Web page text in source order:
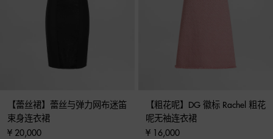
【蕾丝裙】蕾丝与弹力网布迷笛
束身连衣裙
¥ 20,000
【粗花呢】DG 徽标 Rachel 粗花
呢无袖连衣裙
¥ 16,000